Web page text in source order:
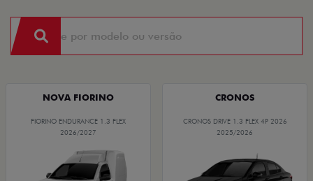
NOVA FIORINO
FIORINO ENDURANCE 1.3 FLEX
2026/2027
CRONOS
CRONOS DRIVE 1.3 FLEX 4P 2026
2025/2026